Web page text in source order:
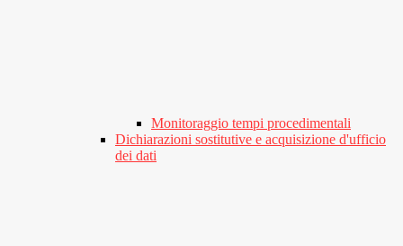
Monitoraggio tempi procedimentali
Dichiarazioni sostitutive e acquisizione d'ufficio
dei dati